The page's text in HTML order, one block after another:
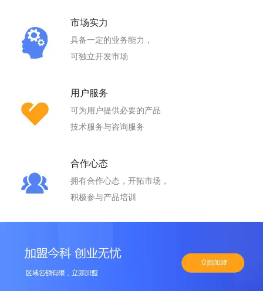
市场实力
具备一定的业务能力，
可独立开发市场
用户服务
可为用户提供必要的产品
技术服务与咨询服务
合作心态
拥有合作心态，开拓市场，
积极参与产品培训